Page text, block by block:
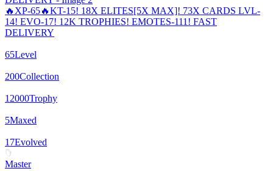
🔥XP-65🔥KT-15! 18X ELITES[5X MAX]! 73X CARDS LVL-
14! EVO-17! 12K TROPHIES! EMOTES-111! FAST
DELIVERY
65Level
200Collection
12000Trophy
5Maxed
17Evolved
Master